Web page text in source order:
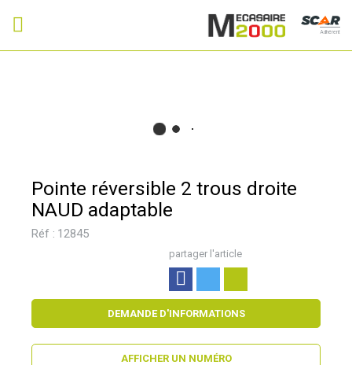
Adhérent
Pointe réversible 2 trous droite
NAUD adaptable
Réf : 12845
partager l'article
DEMANDE D'INFORMATIONS
AFFICHER UN NUMÉRO